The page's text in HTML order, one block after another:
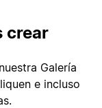
crear
Galería
e incluso